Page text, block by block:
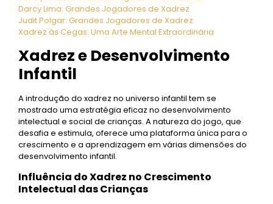
Darcy Lima: Grandes Jogadores de Xadrez
Judit Polgar: Grandes Jogadores de Xadrez
Xadrez às Cegas: Uma Arte Mental Extraordinária
Xadrez e Desenvolvimento
Infantil
A introdução do xadrez no universo infantil tem se
mostrado uma estratégia eficaz no desenvolvimento
intelectual e social de crianças. A natureza do jogo, que
desafia e estimula, oferece uma plataforma única para o
crescimento e a aprendizagem em várias dimensões do
desenvolvimento infantil.
Influência do Xadrez no Crescimento
Intelectual das Crianças